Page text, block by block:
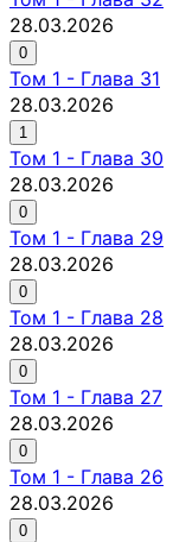
28.03.2026
0
Том 1 - Глава 31
28.03.2026
1
Том 1 - Глава 30
28.03.2026
0
Том 1 - Глава 29
28.03.2026
0
Том 1 - Глава 28
28.03.2026
0
Том 1 - Глава 27
28.03.2026
0
Том 1 - Глава 26
28.03.2026
0